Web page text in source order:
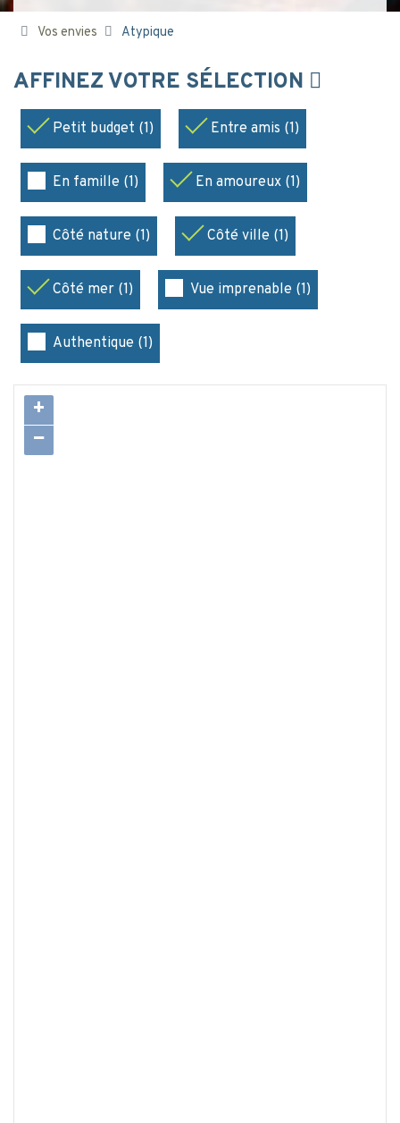
Vos envies Atypique
AFFINEZ VOTRE SÉLECTION
Petit budget (1) Entre amis (1)
En famille (1) En amoureux (1)
Côté nature (1) Côté ville (1)
Côté mer (1) Vue imprenable (1)
Authentique (1)
+
−